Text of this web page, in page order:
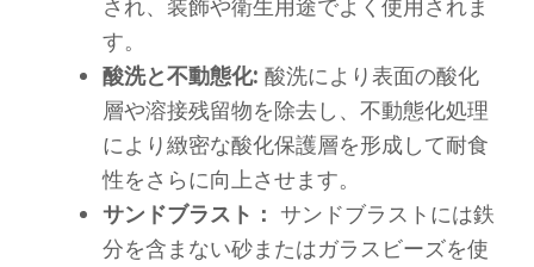
され、装飾や衛生用途でよく使用されま
す。
酸洗と不動態化:酸洗により表面の酸化
層や溶接残留物を除去し、不動態化処理
により緻密な酸化保護層を形成して耐食
性をさらに向上させます。
サンドブラスト：サンドブラストには鉄
分を含まない砂またはガラスビーズを使